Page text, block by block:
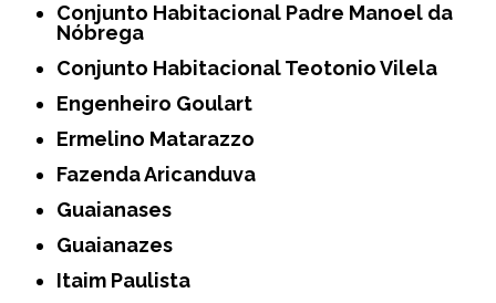
Conjunto Habitacional Padre Manoel da
Nóbrega
Conjunto Habitacional Teotonio Vilela
Engenheiro Goulart
Ermelino Matarazzo
Fazenda Aricanduva
Guaianases
Guaianazes
Itaim Paulista